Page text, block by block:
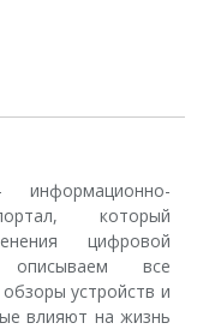
информационно-
который
цифровой
все
устройств и
влияют на жизнь